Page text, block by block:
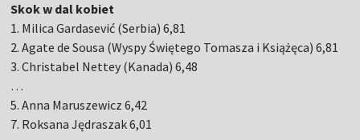
Skok w dal kobiet
1. Milica Gardasević (Serbia) 6,81
2. Agate de Sousa (Wyspy Świętego Tomasza i Książęca) 6,81
3. Christabel Nettey (Kanada) 6,48
…
5. Anna Maruszewicz 6,42
7. Roksana Jędraszak 6,01